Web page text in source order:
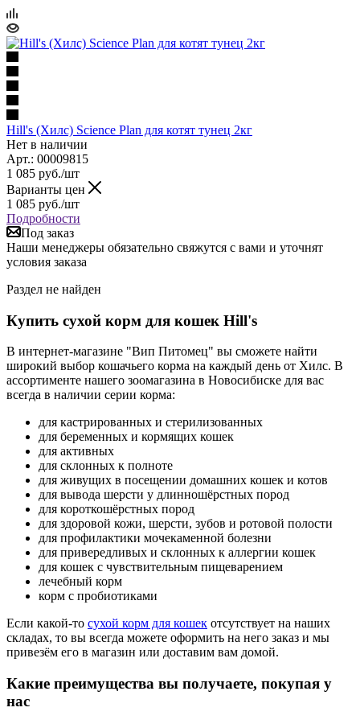
Hill's (Хилс) Science Plan для котят тунец 2кг
Нет в наличии
Арт.: 00009815
1 085 руб./шт
Варианты цен
1 085 руб./шт
Подробности
Под заказ
Наши менеджеры обязательно свяжутся с вами и уточнят
условия заказа
Раздел не найден
Купить сухой корм для кошек Hill's
В интернет-магазине "Вип Питомец" вы сможете найти
широкий выбор кошачьего корма на каждый день от Хилс. В
ассортименте нашего зоомагазина в Новосибиске для вас
всегда в наличии серии корма:
для кастрированных и стерилизованных
для беременных и кормящих кошек
для активных
для склонных к полноте
для живущих в посещении домашних кошек и котов
для вывода шерсти у длинношёрстных пород
для короткошёрстных пород
для здоровой кожи, шерсти, зубов и ротовой полости
для профилактики мочекаменной болезни
для привередливых и склонных к аллергии кошек
для кошек с чувствительным пищеварением
лечебный корм
корм с пробиотиками
Если какой-то сухой корм для кошек отсутствует на наших
складах, то вы всегда можете оформить на него заказ и мы
привезём его в магазин или доставим вам домой.
Какие преимущества вы получаете, покупая у
нас